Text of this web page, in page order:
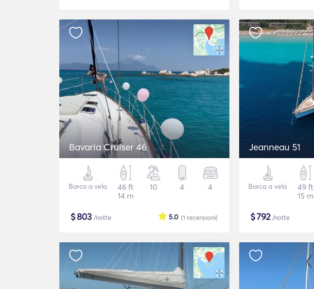
Bavaria Cruiser 46
Barca a vela
46 ft
14 m
10 4 4
$803 /notte (1 recensioni)
5.0
Jeanneau 51
Barca a vela
49 ft
15 m
$792/notte